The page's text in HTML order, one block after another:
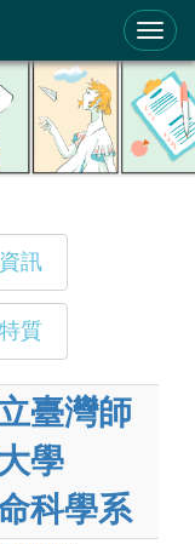
訊
質
臺灣師
學
科學系